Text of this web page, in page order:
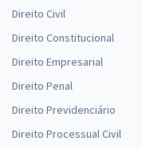
Direito Civil
Direito Constitucional
Direito Empresarial
Direito Penal
Direito Previdenciário
Direito Processual Civil